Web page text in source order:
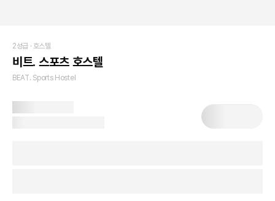
2성급 · 호스텔
비트. 스포츠 호스텔
BEAT. Sports Hostel